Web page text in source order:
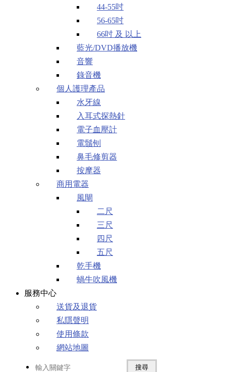
44-55吋
56-65吋
66吋 及 以上
藍光/DVD播放機
音響
錄音機
個人護理產品
水牙線
入耳式探熱針
電子血壓計
電鬚刨
鼻毛修剪器
按摩器
商用電器
風閘
二尺
三尺
四尺
五尺
乾手機
蝸牛吹風機
服務中心
送貨及退貨
私隱聲明
使用條款
網站地圖